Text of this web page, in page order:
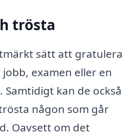
trösta
sätt att gratulera
examen eller en
kan de också
någon som går
Oavsett om det